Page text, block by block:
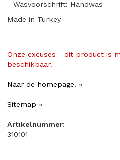
- Wasvoorschrift: Handwas
Made in Turkey
Onze excuses - dit product is
beschikbaar.
Naar de homepage. »
Sitemap »
Artikelnummer:
310101